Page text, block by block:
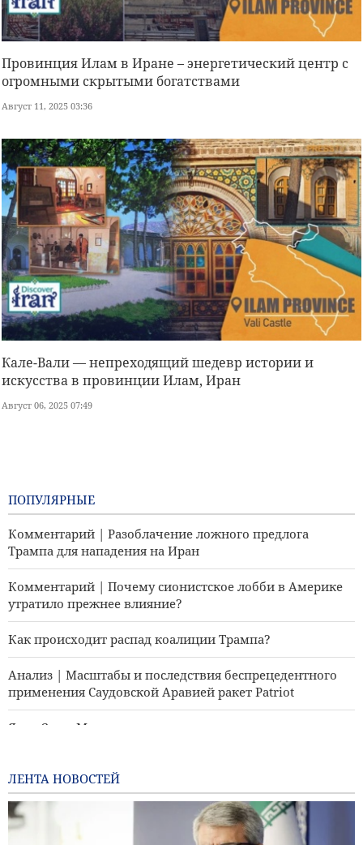
Провинция Илам в Иране – энергетический центр с
огромными скрытыми богатствами
Август 11, 2025 03:36
Кале-Вали — непреходящий шедевр истории и
искусства в провинции Илам, Иран
Август 06, 2025 07:49
ПОПУЛЯРНЫЕ
Комментарий | Разоблачение ложного предлога
Трампа для нападения на Иран
Комментарий | Почему сионистское лобби в Америке
утратило прежнее влияние?
Как происходит распад коалиции Трампа?
Анализ | Масштабы и последствия беспрецедентного
применения Саудовской Аравией ракет Patriot
Яхья Сари: Мы уничтожили позиции саудовских
Комментарий | Новые возможности баллистической
ракеты «Хайбер-Шакан»
ЛЕНТА НОВОСТЕЙ